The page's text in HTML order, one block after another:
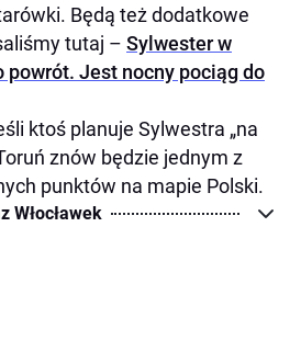
Będą też dodatkowe
tutaj – Sylwester w
powrót. Jest nocny pociąg do
ktoś planuje Sylwestra „na
znów będzie jednym z
punktów na mapie Polski.
Włocławek